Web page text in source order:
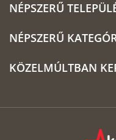
NÉPSZERŰ
NÉPSZERŰ
KÖZELMÚLTBAN